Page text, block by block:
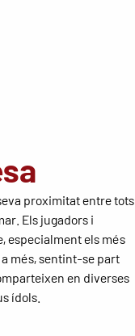
proximitat entre tots
Els jugadors i
especialment els més
més, sentint-se part
en diverses
ídols.